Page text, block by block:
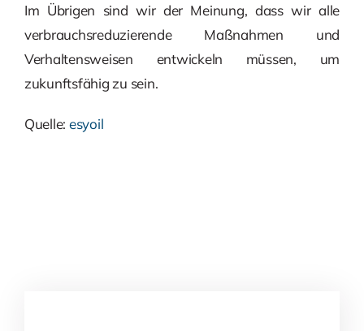
Im Übrigen sind wir der Meinung, dass wir alle
verbrauchsreduzierende Maßnahmen und
Verhaltensweisen entwickeln müssen, um
zukunftsfähig zu sein.
Quelle: esyoil